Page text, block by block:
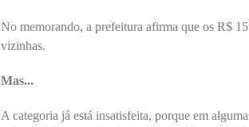
No memorando, a prefeitura afirma que os R$
vizinhas.
Mas...
A categoria já está insatisfeita, porque em